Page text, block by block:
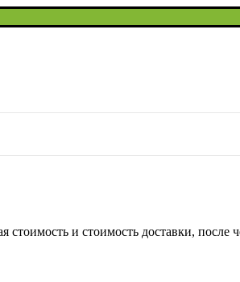
и стоимость доставки, после